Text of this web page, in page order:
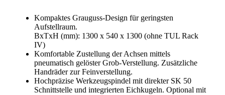
Kompaktes Grauguss-Design für geringsten
Aufstellraum.
BxTxH (mm): 1300 x 540 x 1300 (ohne TUL Rack
IV)
Komfortable Zustellung der Achsen mittels
pneumatisch gelöster Grob-Verstellung. Zusätzliche
Handräder zur Feinverstellung.
Hochpräzise Werkzeugspindel mit direkter SK 50
Schnittstelle und integrierten Eichkugeln. Optional mit